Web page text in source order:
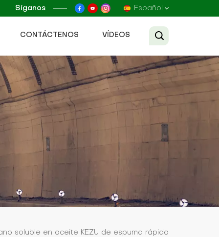
Síganos Español
Français
Русский
CONTÁCTENOS VÍDEOS
soluble en aceite KEZU de espuma rápida